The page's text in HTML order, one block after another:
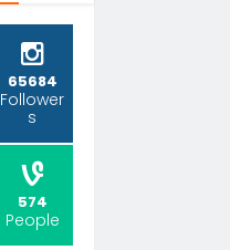
65684
Follower
s
574
People